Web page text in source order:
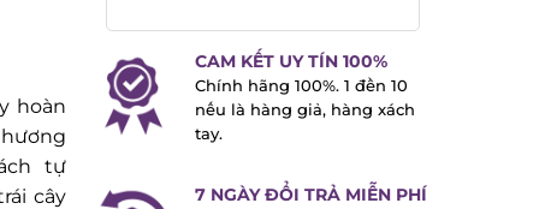
hoàn
tự
cây
CAM KẾT UY TÍN 100%
Chính hãng 100%. 1 đền 10
nếu là hàng giả, hàng xách
tay.
7 NGÀY ĐỔI TRẢ MIỄN PHÍ